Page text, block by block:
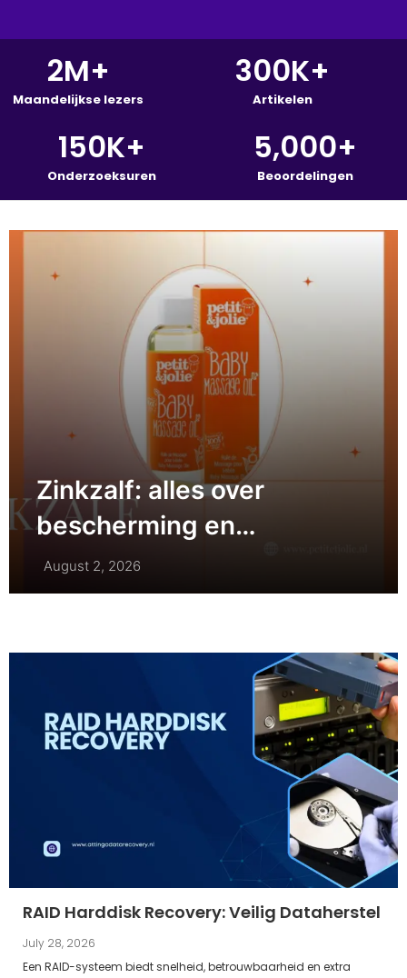
Maandelijkse lezers
2M+
Artikelen
300K+
Onderzoeksuren
150K+
Beoordelingen
5,000+
Zinkzalf: alles over
bescherming en
verzorging van een
gevoelige huid
August 2, 2026
RAID Harddisk Recovery: Veilig Dataherstel
July 28, 2026
Een RAID-systeem biedt snelheid, betrouwbaarheid en extra